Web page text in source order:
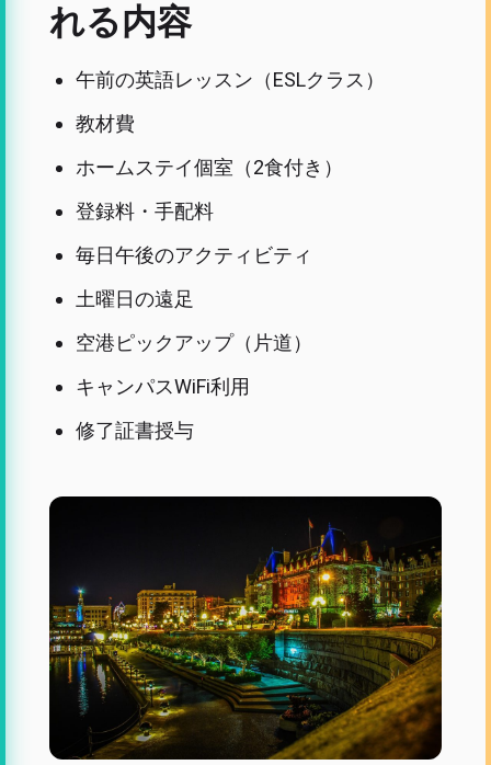
れる内容
午前の英語レッスン（ESLクラス）
教材費
ホームステイ個室（2食付き）
登録料・手配料
毎日午後のアクティビティ
土曜日の遠足
空港ピックアップ（片道）
キャンパスWiFi利用
修了証書授与